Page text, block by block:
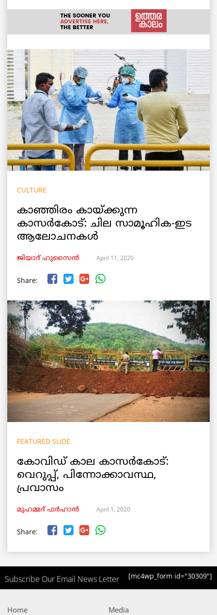
CULTURE
കാഞ്ഞിരം കായ്ക്കുന്ന
കാസർകോട്: ചില സാമൂഹിക-ഇട
ആലോചനകൾ
ജിയാദ് ഹുസൈൻ April 11, 2020
Share:
FEATURED SLIDE
കോവിഡ് കാല കാസർകോട്:
വെറുപ്പ്, പിന്നോക്കാവസ്ഥ,
പ്രവാസം
മുഹമ്മദ് ഫർഹാൻ April 1, 2020
Share:
Subscribe Our Email News Letter [mc4wp_form id="30309"]
Home
Media